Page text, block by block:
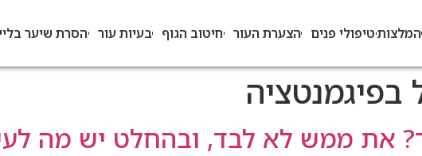
המלצותטיפולי פנים הצערת העור חיטוב הגוף בעיות עור הסרת שיער
בפיגמנטציה
את ממש לא לבד, ובהחלט יש מה